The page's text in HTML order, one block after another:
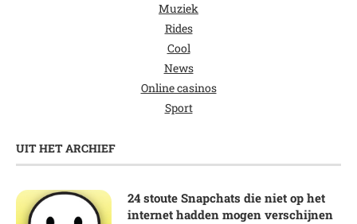
Muziek
Rides
Cool
News
Online casinos
Sport
UIT HET ARCHIEF
24 stoute Snapchats die niet op het
internet hadden mogen verschijnen